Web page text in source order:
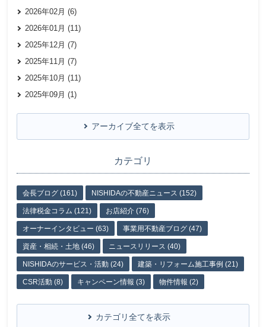
2026年02月 (6)
2026年01月 (11)
2025年12月 (7)
2025年11月 (7)
2025年10月 (11)
2025年09月 (1)
アーカイブ全てを表示
カテゴリ
会長ブログ (161) NISHIDAの不動産ニュース (152)
法律税金コラム (121) お店紹介 (76)
オーナーインタビュー (63) 事業用不動産ブログ (47)
資産・相続・土地 (46) ニュースリリース (40)
NISHIDAのサービス・活動 (24) 建築・リフォーム施工事例 (21)
CSR活動 (8) キャンペーン情報 (3) 物件情報 (2)
カテゴリ全てを表示